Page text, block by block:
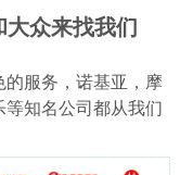
众来找我们
的服务，诺基亚，摩
知名公司都从我们